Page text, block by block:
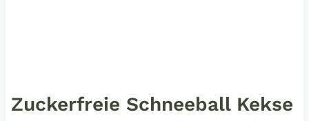
Zuckerfreie Schneeball Kekse